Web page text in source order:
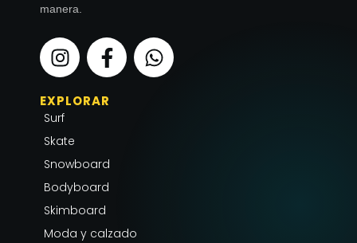
manera.
I
n
s
t
a
g
r
a
m
F
a
c
e
o
k
f
W
h
a
EXPLORAR
Surf
Skate
Snowboard
Bodyboard
Skimboard
Moda y calzado